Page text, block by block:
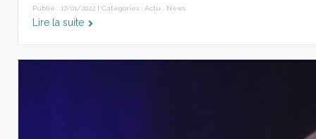
Publié : 17/01/2022 | Catégories : Actu News
Lire la suite